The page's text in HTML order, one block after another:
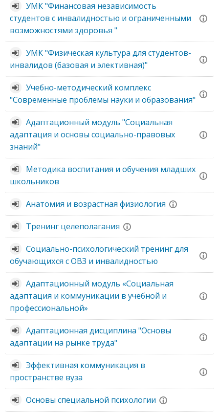
УМК "Финансовая независимость
студентов с инвалидностью и ограниченными
возможностями здоровья "
УМК "Физическая культура для студентов-
инвалидов (базовая и элективная)"
Учебно-методический комплекс
"Современные проблемы науки и образования"
Адаптационный модуль "Социальная
адаптация и основы социально-правовых
знаний"
Методика воспитания и обучения младших
школьников
Анатомия и возрастная физиология
Тренинг целеполагания
Социально-психологический тренинг для
обучающихся с ОВЗ и инвалидностью
Адаптационный модуль «Социальная
адаптация и коммуникации в учебной и
профессиональной»
Адаптационная дисциплина "Основы
адаптации на рынке труда"
Эффективная коммуникация в
пространстве вуза
Основы специальной психологии